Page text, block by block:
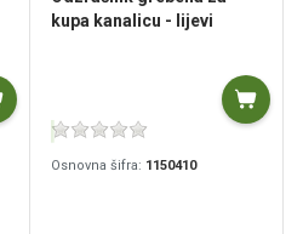
kupa kanalicu - lijevi
Osnovna šifra: 1150410